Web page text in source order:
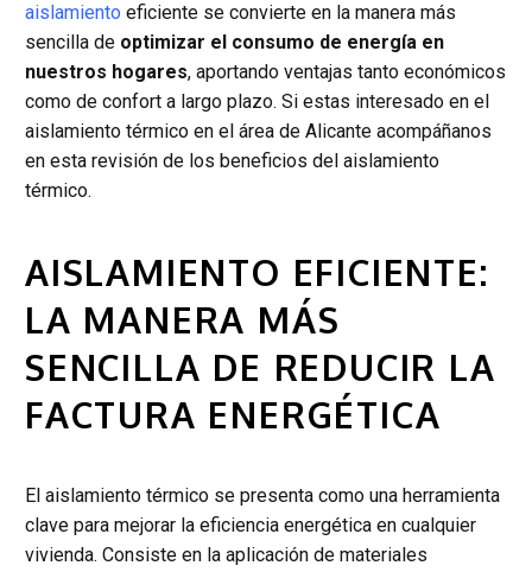
aislamiento eficiente se convierte en la manera más
sencilla de optimizar el consumo de energía en
nuestros hogares, aportando ventajas tanto económicos
como de confort a largo plazo. Si estas interesado en el
aislamiento térmico en el área de Alicante acompáñanos
en esta revisión de los beneficios del aislamiento
térmico.
AISLAMIENTO EFICIENTE:
LA MANERA MÁS
SENCILLA DE REDUCIR LA
FACTURA ENERGÉTICA
El aislamiento térmico se presenta como una herramienta
clave para mejorar la eficiencia energética en cualquier
vivienda. Consiste en la aplicación de materiales